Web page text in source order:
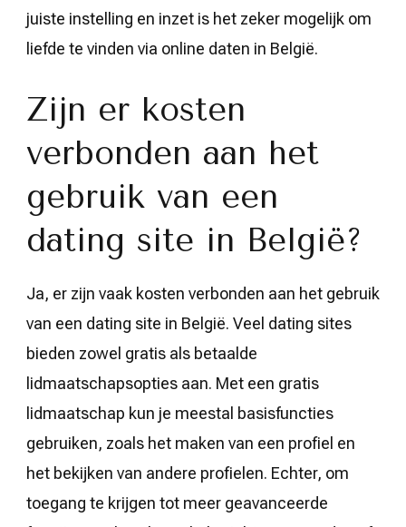
juiste instelling en inzet is het zeker mogelijk om
liefde te vinden via online daten in België.
Zijn er kosten
verbonden aan het
gebruik van een
dating site in België?
Ja, er zijn vaak kosten verbonden aan het gebruik
van een dating site in België. Veel dating sites
bieden zowel gratis als betaalde
lidmaatschapsopties aan. Met een gratis
lidmaatschap kun je meestal basisfuncties
gebruiken, zoals het maken van een profiel en
het bekijken van andere profielen. Echter, om
toegang te krijgen tot meer geavanceerde